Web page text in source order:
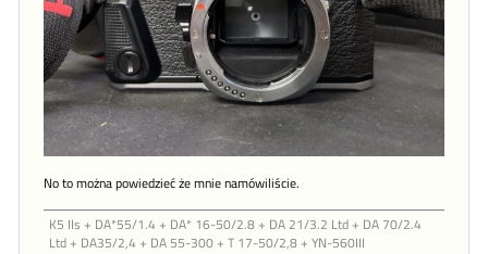
No to można powiedzieć że mnie namówiliście.
K5 IIs + DA*55/1.4 + DA* 16-50/2.8 + DA 21/3.2 Ltd + DA 70/2.4
Ltd + DA35/2,4 + DA 55-300 + T 17-50/2,8 + YN-560III